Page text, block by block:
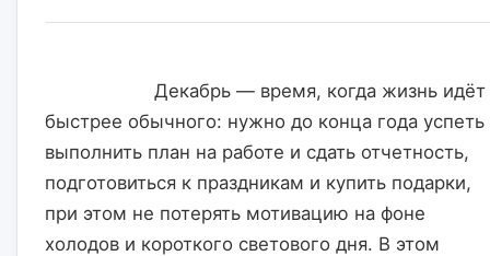
быстрее обычного: нужно до конца года успеть
выполнить план на работе и сдать отчетность,
подготовиться к праздникам и купить подарки,
при этом не потерять мотивацию на фоне
холодов и короткого светового дня. В этом